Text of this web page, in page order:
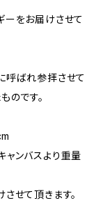
ーをお届けさせて
呼ばれ参拝させて
のです。
ャンバスより重量
せて頂きます。